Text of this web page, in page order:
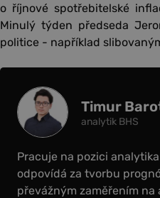
o říjnové spotřebitelské
Minulý týden předseda
politice - například
Timur
analytik BHS
Pracuje na pozici
odpovídá za tvorbu
převážným zaměřením